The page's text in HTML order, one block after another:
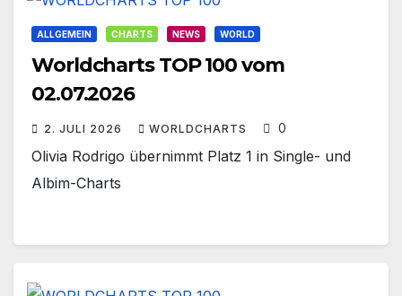
ALLGEMEIN CHARTS NEWS WORLD
Worldcharts TOP 100 vom
02.07.2026
2. JULI 2026 WORLDCHARTS 0
Olivia Rodrigo übernimmt Platz 1 in Single- und
Albim-Charts